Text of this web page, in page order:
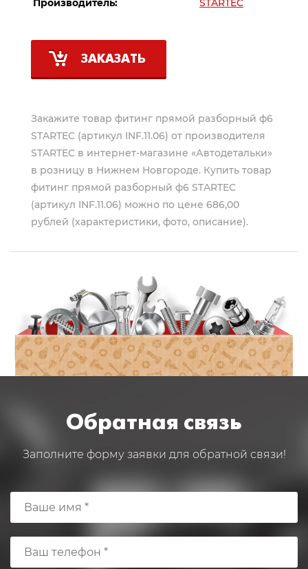
Производитель:
STARTEC
ЗАКАЗАТЬ
Закажите товар фитинг прямой разборный ф6
STARTEC (артикул INF.11.06) от производителя
STARTEC в интернет-магазине «Автодетальки»
в розницу в Нижнем Новгороде. Купить товар
фитинг прямой разборный ф6 STARTEC
(артикул INF.11.06) можно по цене 686,00
рублей (характеристики, фото, описание).
Обратная связь
Заполните форму заявки для обратной связи!